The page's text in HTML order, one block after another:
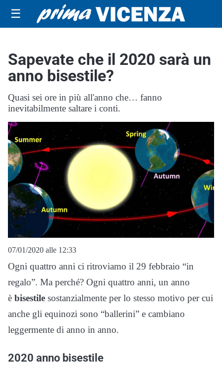
☰
Sapevate che il 2020 sarà un
anno bisestile?
Quasi sei ore in più all'anno che… fanno
inevitabilmente saltare i conti.
07/01/2020 alle 12:33
Ogni quattro anni ci ritroviamo il 29 febbraio “in
regalo”. Ma perché? Ogni quattro anni, un anno
è bisestile sostanzialmente per lo stesso motivo per cui
anche gli equinozi sono “ballerini” e cambiano
leggermente di anno in anno.
2020 anno bisestile